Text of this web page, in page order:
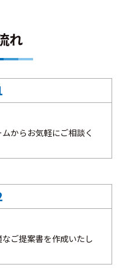
れ
からお気軽にご相談く
ご提案書を作成いたし